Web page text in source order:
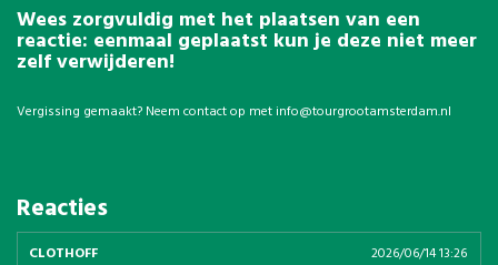
Wees zorgvuldig met het plaatsen van een
reactie: eenmaal geplaatst kun je deze niet meer
zelf verwijderen!
Vergissing gemaakt? Neem contact op met info@tourgrootamsterdam.nl
Reacties
CLOTHOFF 2026/06/14 13:26